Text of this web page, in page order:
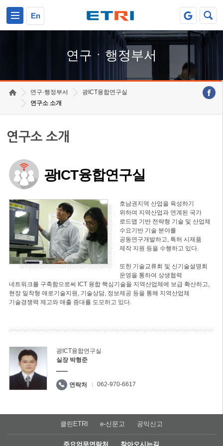
En
연구ㆍ행정부서
연구·행정부서
광ICT융합연구실
연구소 소개
연구소 소개
광ICT융합연구실
호남권지역 산업을 육성하기
위하여 지역산업과 연계된 국가
로드맵 기반 전략형 기술 및 산업체
수요기반 기술 분야를
공동연구개발하고, 특허 시제품
제작 지원 등을 수행하고 있다.
또한 기술교류회 및 신기술설명회
운영을 통하여 상생협력
네트워크를 구축함으로써 ICT 융합 핵심기술을 지역산업체에 보급 확산하고,
현장 밀착형 애로기술지원, 기술상담, 정보제공 등을 통해 지역산업체
기술경쟁력 제고와 매출 증대를 도모하고 있다.
광ICT융합연구실
실장 박형준
연락처 062-970-6617
클린ETRI e-신문고 공익신고
주요업무연락처 찾아오시는길